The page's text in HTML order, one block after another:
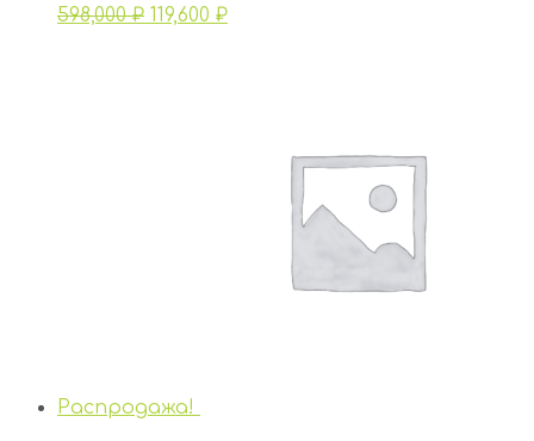
598,000₽ 119,600 ₽
Распродажа!